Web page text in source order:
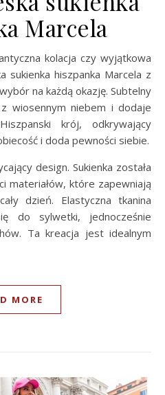
Marcela
sukienka hiszpanka Marcela z
na każdą okazję. Subtelny
wiosennym niebem i dodaje
krój, odkrywający
i doda pewności siebie.
design. Sukienka została
materiałów, które zapewniają
dzień. Elastyczna tkanina
do sylwetki, jednocześnie
Ta kreacja jest idealnym
MORE